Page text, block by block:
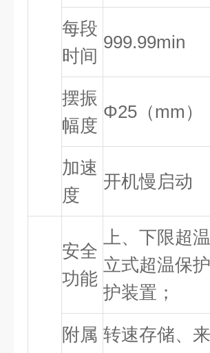
每段
时间
999.99min
摆振
幅度
Φ25（mm）
加速
度
开机慢启动
安全
功能
上、下限超
立式超温保
护装置；
附属 转速存储、